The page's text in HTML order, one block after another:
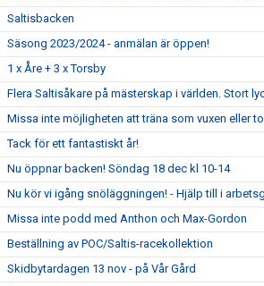
Saltisbacken
Säsong 2023/2024 - anmälan är öppen!
1 x Åre + 3 x Torsby
Flera Saltisåkare på mästerskap i världen. Stort
Missa inte möjligheten att träna som vuxen eller
Tack för ett fantastiskt år!
Nu öppnar backen! Söndag 18 dec kl 10-14
Nu kör vi igång snöläggningen! - Hjälp till i
Missa inte podd med Anthon och Max-Gordon
Beställning av POC/Saltis-racekollektion
Skidbytardagen 13 nov - på Vår Gård